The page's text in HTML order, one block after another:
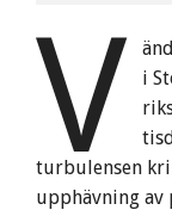
V
i
turbulensen
upphävning